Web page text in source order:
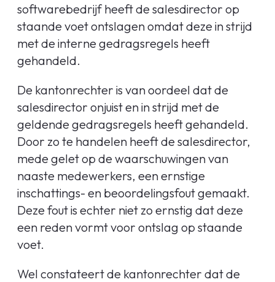
softwarebedrijf heeft de salesdirector op
staande voet ontslagen omdat deze in strijd
met de interne gedragsregels heeft
gehandeld.
De kantonrechter is van oordeel dat de
salesdirector onjuist en in strijd met de
geldende gedragsregels heeft gehandeld.
Door zo te handelen heeft de salesdirector,
mede gelet op de waarschuwingen van
naaste medewerkers, een ernstige
inschattings- en beoordelingsfout gemaakt.
Deze fout is echter niet zo ernstig dat deze
een reden vormt voor ontslag op staande
voet.
Wel constateert de kantonrechter dat de